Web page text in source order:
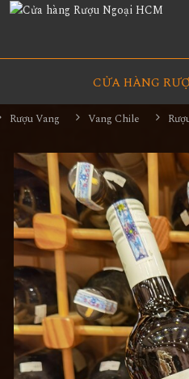
CỬA HÀNG
Rượu Vang Vang Chile